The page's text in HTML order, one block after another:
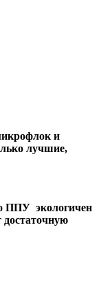
и
лучшие,
ППУ экологичен
достаточную